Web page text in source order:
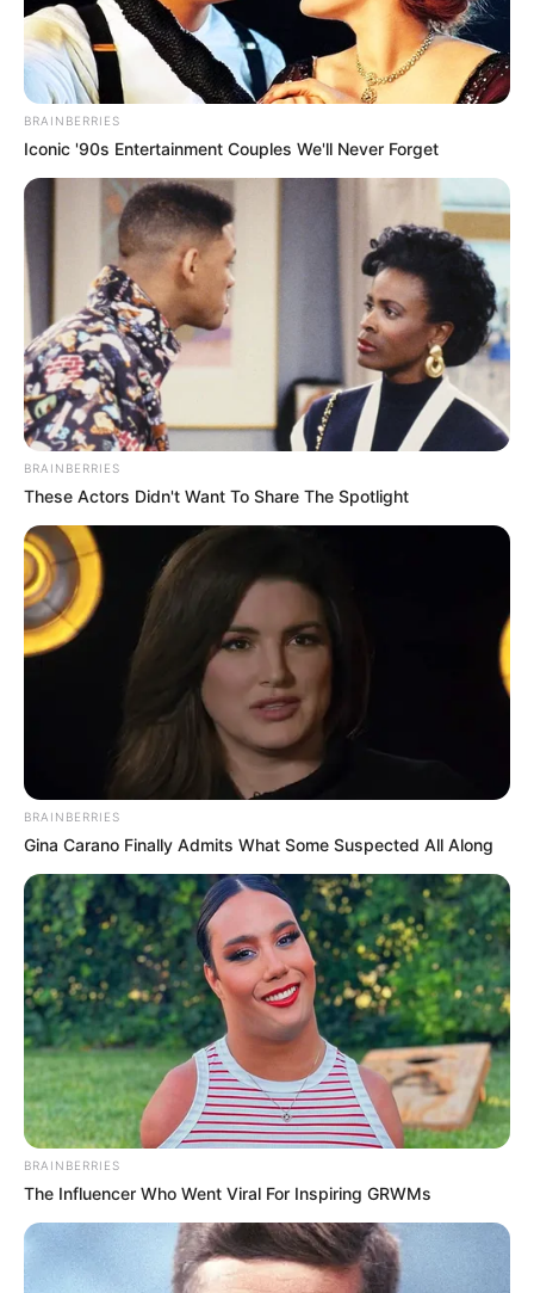
Warum Rote Rüben so
gesund sind
Bevor wir zum eigentlichenRote Rüben Rezept
kommen, lohnt es sich, einen Blick auf die
gesundheitlichen Vorteile zu werfen:
Reich an Nährstoffen:Rote Rüben
enthalten Folsäure, Vitamin C, Eisen,
Magnesium und Kalium.
Gut fürs Herz:Der hohe Nitratgehalt
wirkt blutdrucksenkend.
Stärkt das Immunsystem:Die
Antioxidantien helfen, freie Radikale im
Körper zu bekämpfen.
Fördert die Verdauung:Durch ihren
hohen Ballaststoffgehalt sind sie leicht
bekömmlich und gut für den Darm.
Gerade in der Herbst- und Winterzeit sind Rote
Rüben eine wertvolle Zutat, um das
Immunsystem zu stärken.
BRAINBERRIES
Iconic '90s Entertainment Couples We'll Never Forget
BRAINBERRIES
These Actors Didn't Want To Share The Spotlight
BRAINBERRIES
Gina Carano Finally Admits What Some Suspected All Along
BRAINBERRIES
The Influencer Who Went Viral For Inspiring GRWMs